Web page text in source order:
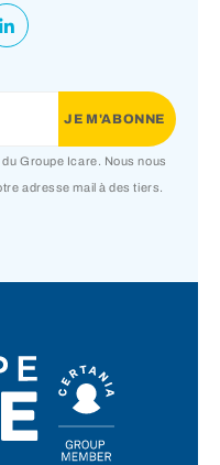
Groupe Icare. Nous nous
adresse mail à des tiers.